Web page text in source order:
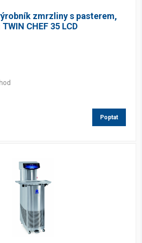
zmrzliny s pasterem,
CHEF 35 LCD
Poptat